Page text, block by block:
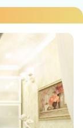
ター）